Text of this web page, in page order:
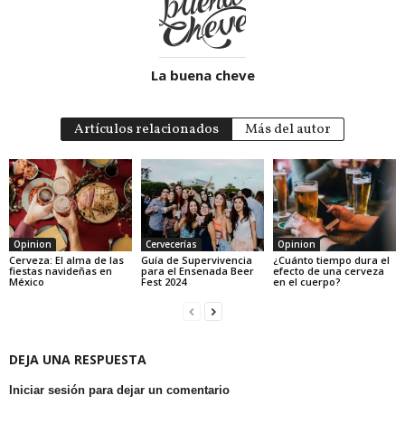
La buena cheve
Artículos relacionados Más del autor
Opinion
Cerveza: El alma de las
fiestas navideñas en
México
Cervecerías
Guía de Supervivencia
para el Ensenada Beer
Fest 2024
Opinion
¿Cuánto tiempo dura el
efecto de una cerveza
en el cuerpo?
DEJA UNA RESPUESTA
Iniciar sesión para dejar un comentario